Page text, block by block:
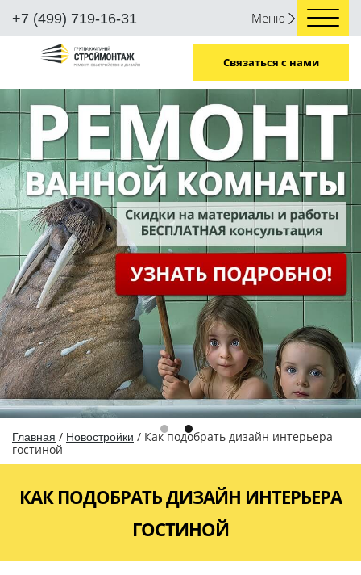
+7 (499) 719-16-31 Меню
Связаться с нами
Главная / Новостройки / Как подобрать дизайн интерьера
гостиной
КАК ПОДОБРАТЬ ДИЗАЙН ИНТЕРЬЕРА
ГОСТИНОЙ